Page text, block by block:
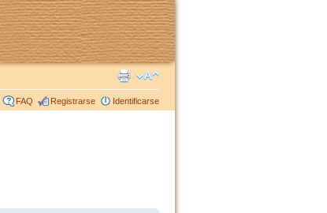
FAQ Registrarse Identificarse